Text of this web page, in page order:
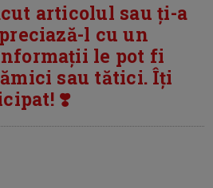
articolul sau ți-a
l cu un
le pot fi
sau tătici. Îți
❣️